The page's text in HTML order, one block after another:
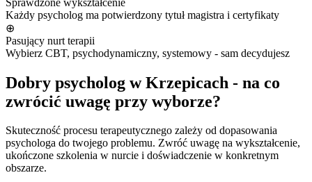
Każdy psycholog ma potwierdzony tytuł magistra i certyfikaty
⊕
Pasujący nurt terapii
Wybierz CBT, psychodynamiczny, systemowy - sam decydujesz
Dobry psycholog w Krzepicach - na co
zwrócić uwagę przy wyborze?
Skuteczność procesu terapeutycznego zależy od dopasowania
psychologa do twojego problemu. Zwróć uwagę na wykształcenie,
ukończone szkolenia w nurcie i doświadczenie w konkretnym
obszarze.